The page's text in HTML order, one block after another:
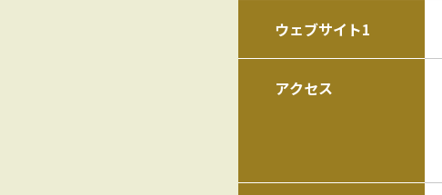
ウェブサイト1
アクセス